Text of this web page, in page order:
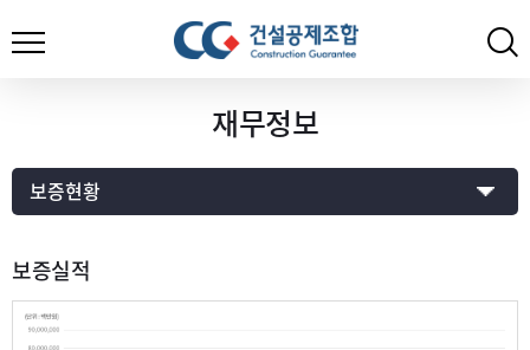
재무정보
보증실적